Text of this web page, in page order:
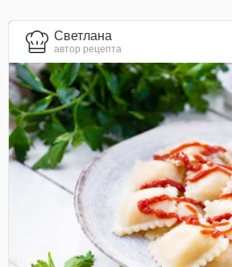
Светлана
автор рецепта